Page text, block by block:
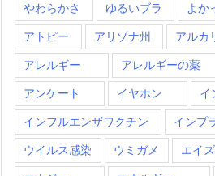
やわらかさ ゆるいブラ よか
アトピー アリゾナ州 アルカ
アレルギー アレルギーの薬
アンケート イヤホン イ
インフルエンザワクチン インプ
ウイルス感染 ウミガメ エイ